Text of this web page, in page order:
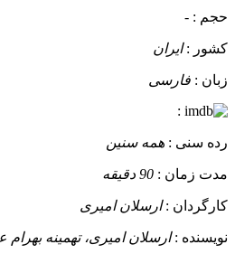
حجم : -
کشور :ایران
زبان : فارسی
:
رده سنی : همه سنین
مدت زمان : 90 دقیقه
کارگردان :ارسلان امیری
نویسنده :ارسلان امیری، تهمینه بهرام